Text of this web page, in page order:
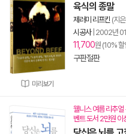
미리보기
육식의 종말
제러미 리프킨 (지
시공사| 2002년
11,700원 (10%
구판절판
웰니스 여름 리추얼
벤트 도서 2만원 이